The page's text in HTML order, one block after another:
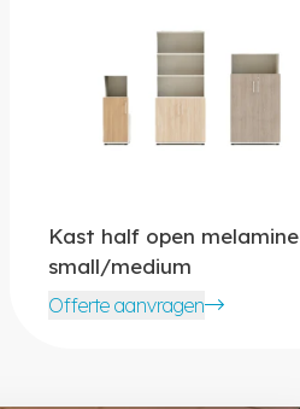
Kast half open melamine
small/medium
Offerte aanvragen